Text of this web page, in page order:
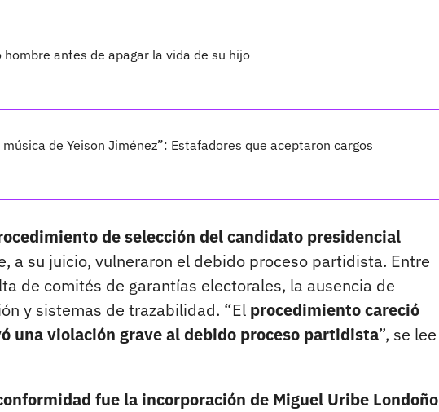
antes de apagar la vida de su hijo
de Yeison Jiménez”: Estafadores que aceptaron cargos
de selección del candidato presidencial
a su juicio, vulneraron el debido proceso partidista. Entre
de comités de garantías electorales, la ausencia de
y sistemas de trazabilidad. “El procedimiento careció
una violación grave al debido proceso partidista”, se lee
fue la incorporación de Miguel Uribe Londoño